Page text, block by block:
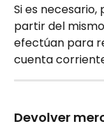
Si es
partir del
efectúan para
cuenta
Devolver